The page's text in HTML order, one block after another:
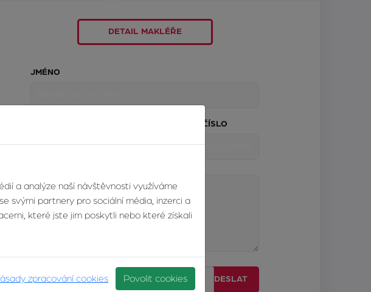
DETAIL MAKLÉŘE
JMÉNO
TELEFONNÍ ČÍSLO
ODESLAT
a analýze naší návštěvnosti využíváme
svými partnery pro sociální média, inzerci a
které jste jim poskytli nebo které získali
zpracování cookies Povolit cookies